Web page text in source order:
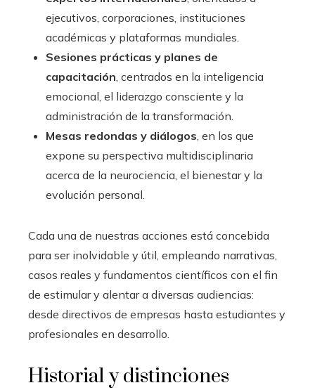
ejecutivos, corporaciones, instituciones
académicas y plataformas mundiales.
Sesiones prácticas y planes de
capacitación, centrados en la inteligencia
emocional, el liderazgo consciente y la
administración de la transformación.
Mesas redondas y diálogos, en los que
expone su perspectiva multidisciplinaria
acerca de la neurociencia, el bienestar y la
evolución personal.
Cada una de nuestras acciones está concebida
para ser inolvidable y útil, empleando narrativas,
casos reales y fundamentos científicos con el fin
de estimular y alentar a diversas audiencias:
desde directivos de empresas hasta estudiantes y
profesionales en desarrollo.
Historial y distinciones